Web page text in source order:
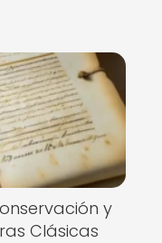
y
Clásicas